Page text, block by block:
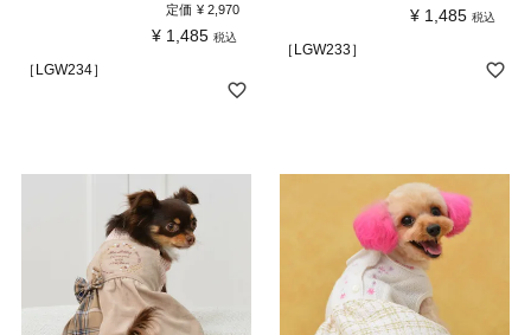
定価 ¥ 2,970
¥ 1,485 税込
［LGW234］
¥ 1,485 税込
［LGW233］